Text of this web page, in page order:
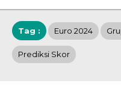
Tag : Euro 2024
Prediksi Skor